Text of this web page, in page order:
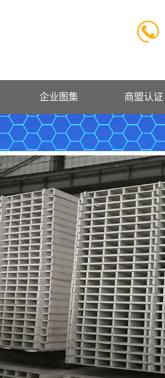
企业图集 商盟认证